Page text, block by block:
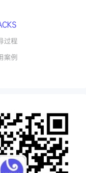
过程
案例